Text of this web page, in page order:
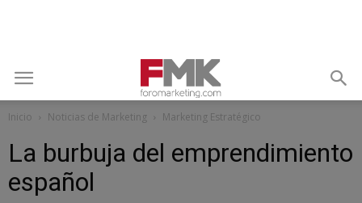
Inicio Noticias de Marketing Marketing Estratégico
La burbuja del emprendimiento
español